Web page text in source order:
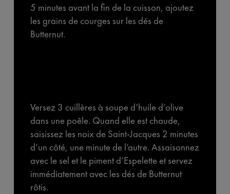
5 minutes avant la fin de la cuisson, ajoutez
les grains de courges sur les dés de
Butternut.
Versez 3 cuillères à soupe d’huile d’olive
dans une poêle. Quand elle est chaude,
saisissez les noix de Saint-Jacques 2 minutes
d’un côté, une minute de l’autre. Assaisonnez
avec le sel et le piment d’Espelette et servez
immédiatement avec les dés de Butternut
rôtis.